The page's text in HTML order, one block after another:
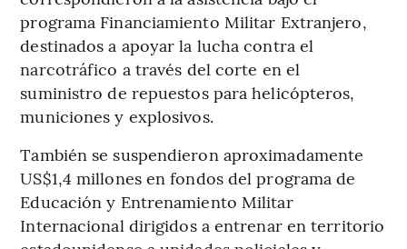
programa Financiamiento Militar Extranjero,
destinados a apoyar la lucha contra el
narcotráfico a través del corte en el
suministro de repuestos para helicópteros,
municiones y explosivos.
También se suspendieron aproximadamente
US$1,4 millones en fondos del programa de
Educación y Entrenamiento Militar
Internacional dirigidos a entrenar en territorio